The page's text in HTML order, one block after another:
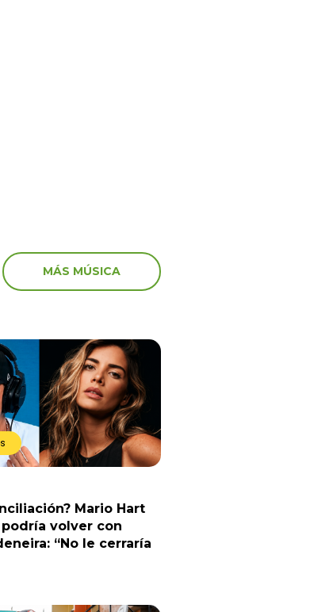
MÁS MÚSICA
Mario Hart
volver con
“No le cerraría